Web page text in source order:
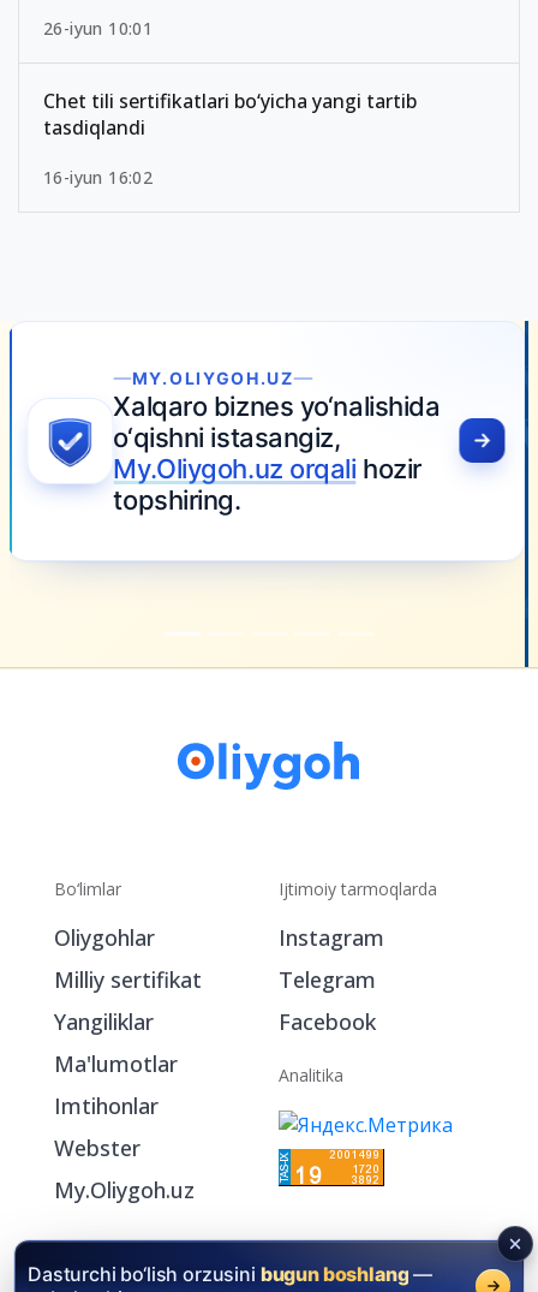
26-iyun 10:01
Chet tili sertifikatlari bo‘yicha yangi tartib
tasdiqlandi
16-iyun 16:02
Bo‘limlar
Oliygohlar
Milliy sertifikat
Yangiliklar
Ma'lumotlar
Imtihonlar
Webster
My.Oliygoh.uz
Ijtimoiy tarmoqlarda
Instagram
Telegram
Facebook
Analitika
Dasturchi bo‘lish orzusini bugun boshlang —